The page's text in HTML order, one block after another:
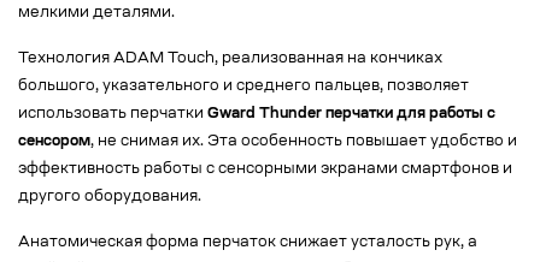
мелкими деталями.
Технология ADAM Touch, реализованная на кончиках
большого, указательного и среднего пальцев, позволяет
использовать перчатки Gward Thunder перчатки для работы с
сенсором, не снимая их. Эта особенность повышает удобство и
эффективность работы с сенсорными экранами смартфонов и
другого оборудования.
Анатомическая форма перчаток снижает усталость рук, а